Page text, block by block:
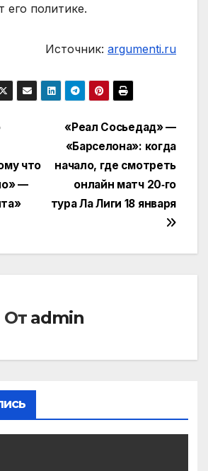
его политике.
Источник: argumenti.ru
«Реал Сосьедад» —
«Барселона»: когда
начало, где смотреть
онлайн матч 20‑го
тура Ла Лиги 18 января
что
—
От admin